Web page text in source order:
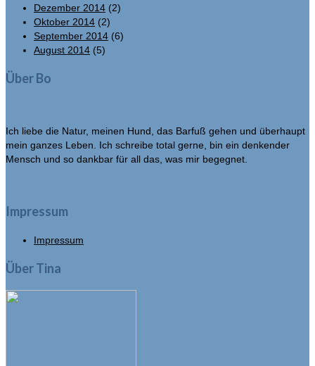
Dezember 2014 (2)
Oktober 2014 (2)
September 2014 (6)
August 2014 (5)
Über Bo
Ich liebe die Natur, meinen Hund, das Barfuß gehen und überhaupt
mein ganzes Leben. Ich schreibe total gerne, bin ein denkender
Mensch und so dankbar für all das, was mir begegnet.
Impressum
Impressum
Über Tina